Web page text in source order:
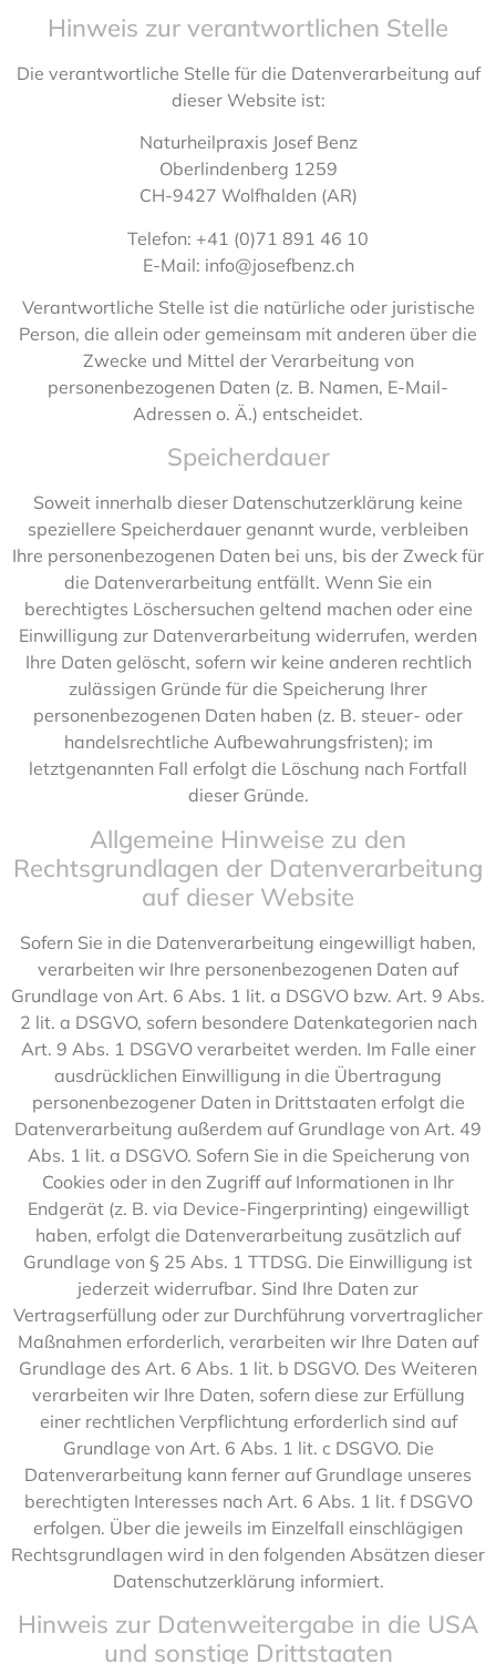
Hinweis zur verantwortlichen Stelle
Die verantwortliche Stelle für die Datenverarbeitung auf
dieser Website ist:
Naturheilpraxis Josef Benz
Oberlindenberg 1259
CH-9427 Wolfhalden (AR)
Telefon: +41 (0)71 891 46 10
E-Mail: info@josefbenz.ch
Verantwortliche Stelle ist die natürliche oder juristische
Person, die allein oder gemeinsam mit anderen über die
Zwecke und Mittel der Verarbeitung von
personenbezogenen Daten (z. B. Namen, E-Mail-
Adressen o. Ä.) entscheidet.
Speicherdauer
Soweit innerhalb dieser Datenschutzerklärung keine
speziellere Speicherdauer genannt wurde, verbleiben
Ihre personenbezogenen Daten bei uns, bis der Zweck für
die Datenverarbeitung entfällt. Wenn Sie ein
berechtigtes Löschersuchen geltend machen oder eine
Einwilligung zur Datenverarbeitung widerrufen, werden
Ihre Daten gelöscht, sofern wir keine anderen rechtlich
zulässigen Gründe für die Speicherung Ihrer
personenbezogenen Daten haben (z. B. steuer- oder
handelsrechtliche Aufbewahrungsfristen); im
letztgenannten Fall erfolgt die Löschung nach Fortfall
dieser Gründe.
Allgemeine Hinweise zu den
Rechtsgrundlagen der Datenverarbeitung
auf dieser Website
Sofern Sie in die Datenverarbeitung eingewilligt haben,
verarbeiten wir Ihre personenbezogenen Daten auf
Grundlage von Art. 6 Abs. 1 lit. a DSGVO bzw. Art. 9 Abs.
2 lit. a DSGVO, sofern besondere Datenkategorien nach
Art. 9 Abs. 1 DSGVO verarbeitet werden. Im Falle einer
ausdrücklichen Einwilligung in die Übertragung
personenbezogener Daten in Drittstaaten erfolgt die
Datenverarbeitung außerdem auf Grundlage von Art. 49
Abs. 1 lit. a DSGVO. Sofern Sie in die Speicherung von
Cookies oder in den Zugriff auf Informationen in Ihr
Endgerät (z. B. via Device-Fingerprinting) eingewilligt
haben, erfolgt die Datenverarbeitung zusätzlich auf
Grundlage von § 25 Abs. 1 TTDSG. Die Einwilligung ist
jederzeit widerrufbar. Sind Ihre Daten zur
Vertragserfüllung oder zur Durchführung vorvertraglicher
Maßnahmen erforderlich, verarbeiten wir Ihre Daten auf
Grundlage des Art. 6 Abs. 1 lit. b DSGVO. Des Weiteren
verarbeiten wir Ihre Daten, sofern diese zur Erfüllung
einer rechtlichen Verpflichtung erforderlich sind auf
Grundlage von Art. 6 Abs. 1 lit. c DSGVO. Die
Datenverarbeitung kann ferner auf Grundlage unseres
berechtigten Interesses nach Art. 6 Abs. 1 lit. f DSGVO
erfolgen. Über die jeweils im Einzelfall einschlägigen
Rechtsgrundlagen wird in den folgenden Absätzen dieser
Datenschutzerklärung informiert.
Hinweis zur Datenweitergabe in die USA
und sonstige Drittstaaten